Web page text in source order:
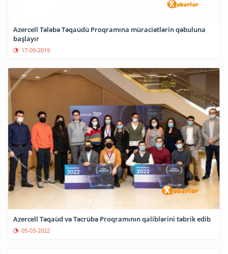
Azercell Tələbə Təqaüdü Proqramına müraciətlərin qəbuluna
başlayır
17-09-2019
Azercell Təqaüd və Təcrübə Proqramının qaliblərini təbrik edib
05-03-2022